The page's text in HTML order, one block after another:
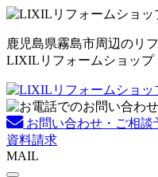
コ
テ
ン
ツ
へ
ス
キ
ッ
プ
鹿児島県霧島市周辺のリ
LIXILリフォームショップ
お問い合わせ・ご相談
資料請求
MAIL